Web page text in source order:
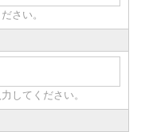
さい。
してください。